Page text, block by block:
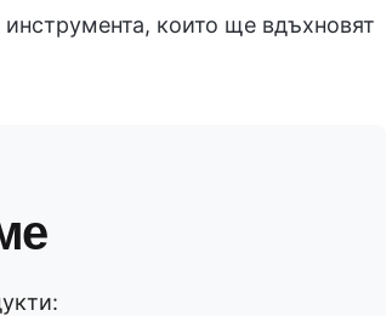
които ще вдъхновят